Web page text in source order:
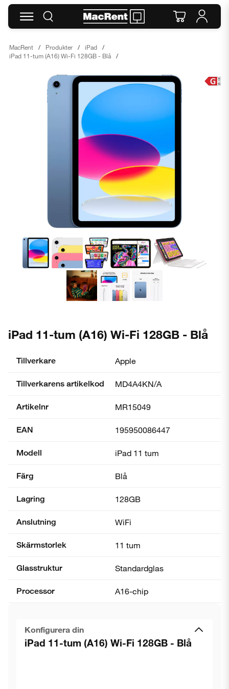
MacRent Produkter
iPad
iPad 11-tum (A16) Wi-Fi 128GB - Blå
iPad 11-tum (A16) Wi-Fi 128GB - Blå
Tillverkare Apple
Tillverkarens artikelkod MD4A4KN/A
Artikelnr MR15049
EAN 195950086447
Modell iPad 11 tum
Färg Blå
Lagring 128GB
Anslutning WiFi
Skärmstorlek 11 tum
Glasstruktur Standardglas
Processor A16-chip
Konfigurera din
iPad 11-tum (A16) Wi-Fi 128GB - Blå